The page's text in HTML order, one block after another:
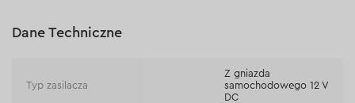
Płatność na rachunek bieżący (przelew tradycyjny)
Dane Techniczne
Typ zasilacza
Z gniazda
samochodowego 12 V
DC